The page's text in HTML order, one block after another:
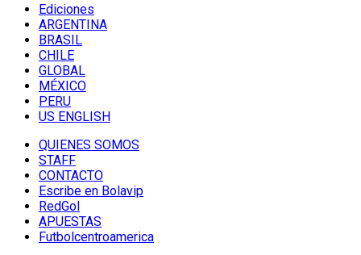
Ediciones
ARGENTINA
BRASIL
CHILE
GLOBAL
MÉXICO
PERU
US ENGLISH
QUIENES SOMOS
STAFF
CONTACTO
Escribe en Bolavip
RedGol
APUESTAS
Futbolcentroamerica